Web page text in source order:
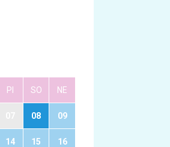
PI SO NE
08 09
14 15 16